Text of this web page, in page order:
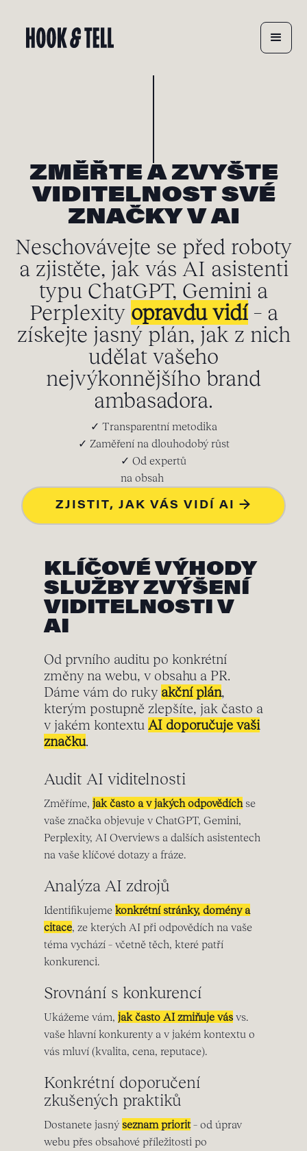
ZMĚŘTE A ZVYŠTE
VIDITELNOST SVÉ
ZNAČKY V AI
Neschovávejte se před roboty
a zjistěte, jak vás AI asistenti
typu ChatGPT, Gemini a
Perplexity opravdu vidí– a
získejte jasný plán, jak z nich
udělat vašeho
nejvýkonnějšího brand
ambasadora.
✓ Transparentní metodika
✓ Zaměření na dlouhodobý růst
✓ Od expertů
na obsah
ZJISTIT, JAK VÁS VIDÍ AI →
KLÍČOVÉ VÝHODY
SLUŽBY ZVÝŠENÍ
VIDITELNOSTI V
AI
Od prvního auditu po konkrétní
změny na webu, v obsahu a PR.
Dáme vám do ruky akční plán,
kterým postupně zlepšíte, jak často a
v jakém kontextu AI doporučuje vaši
značku.
Audit AI viditelnosti
Změříme, jak často a v jakých odpovědích se
vaše značka objevuje v ChatGPT, Gemini,
Perplexity, AI Overviews a dalších asistentech
na vaše klíčové dotazy a fráze.
Analýza AI zdrojů
Identifikujeme konkrétní stránky, domény a
citace, ze kterých AI při odpovědích na vaše
téma vychází – včetně těch, které patří
konkurenci.
Srovnání s konkurencí
Ukážeme vám, jak často AI zmiňuje vás vs.
vaše hlavní konkurenty a v jakém kontextu o
vás mluví (kvalita, cena, reputace).
Konkrétní doporučení
zkušených praktiků
Dostanete jasný seznam priorit– od úprav
webu přes obsahové příležitosti po